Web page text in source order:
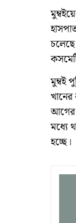
মুম্বই
আগের
মধ্যে
হচ্ছে।